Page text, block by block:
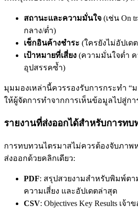
สถานะและความมั่นใจ (เช่น On
กลาง/ต่ำ)
เช็กอินค้างชำระ (ใครยังไม่อัปเด
เป้าหมายที่เสี่ยง (ความมั่นใจต่ำ
อุปสรรคซ้ำ)
มุมมองเหล่านี้ควรรองรับการกระทำ “
ให้ผู้จัดการทำจากการเห็นข้อมูลไปสู่ก
รายงานที่ส่งออกได้สำหรับการทบ
การทบทวนไตรมาสไม่ควรต้องจับภาพ
ส่งออกด้วยคลิกเดียว:
PDF: สรุปสวยงามสำหรับพิมพ์ตา
ความเสี่ยง และอัปเดตล่าสุด
CSV: Objectives Key Results เจ้